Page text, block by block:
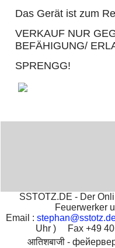
Das Gerät ist zum
VERKAUF NUR
BEFÄHIGUNG/
SPRENGG!
SSTOTZ.DE - Der
Feuerwerker
Email :
Uhr ) Fax +49
आतिशबाजी -